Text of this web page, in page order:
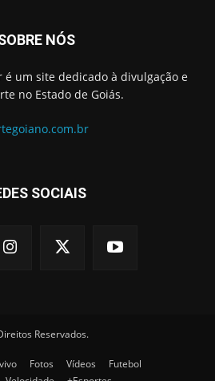
NÓS
é um site dedicado à divulgação e
no Estado de Goiás.
SOCIAIS
Reservados.
Fotos Vídeos
Futebol